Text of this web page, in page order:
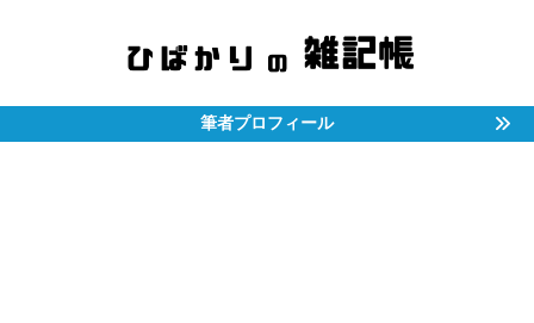
筆者プロフィール